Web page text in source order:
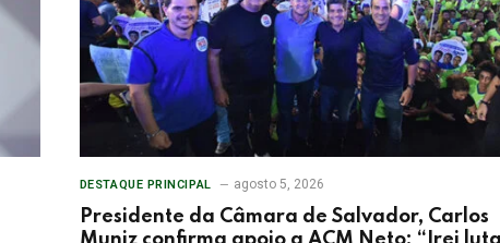
DESTAQUE PRINCIPAL agosto 5, 2026
Presidente da Câmara de Salvador, Carlos